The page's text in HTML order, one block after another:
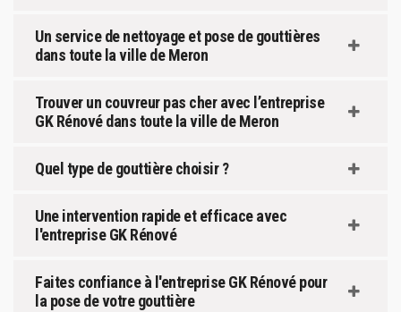
Un service de nettoyage et pose de gouttières
dans toute la ville de Meron
Trouver un couvreur pas cher avec l’entreprise
GK Rénové dans toute la ville de Meron
Quel type de gouttière choisir ?
Une intervention rapide et efficace avec
l'entreprise GK Rénové
Faites confiance à l'entreprise GK Rénové pour
la pose de votre gouttière